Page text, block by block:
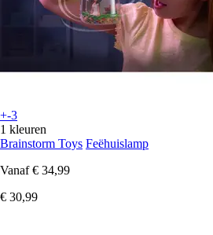
+-3
1 kleuren
Brainstorm Toys Feëhuislamp
Vanaf € 34,99
€ 30,99